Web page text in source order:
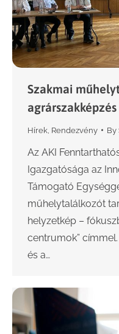
Szakmai
Hírek Rendezvény By
Az AKI
Igazgatósága az
Támogató
műhelytalálkozót
helyzetkép –
centrumok”
és a…